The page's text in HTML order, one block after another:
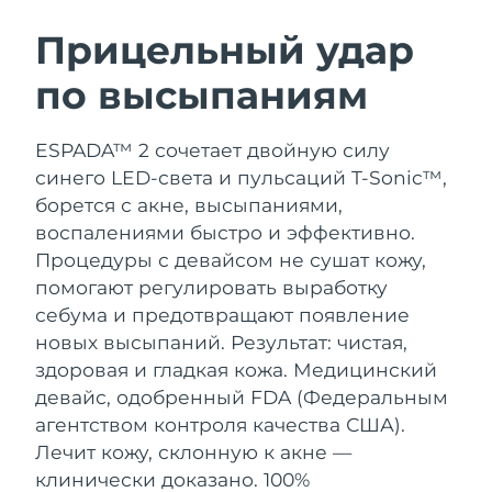
Прицельный удар
по высыпаниям
ESPADA™ 2 сочетает двойную силу
синего LED-света и пульсаций T-Sonic™,
борется с акне, высыпаниями,
воспалениями быстро и эффективно.
Процедуры с девайсом не сушат кожу,
помогают регулировать выработку
себума и предотвращают появление
новых высыпаний. Результат: чистая,
здоровая и гладкая кожа. Медицинский
девайс, одобренный FDA (Федеральным
агентством контроля качества США).
Лечит кожу, склонную к акне —
клинически доказано. 100%
LUNA™ 4 набор
Anti-aging massage
LUNA™ 4 Plus
Massage, LED heating
LUNA™ 4 Men
For men, anti-aging massage
BEAR™ 2 набор
Microcurrent toning
BEAR™ 2 go
Microcurrent toning on-the-go
BEAR™ 2 eyes & lips
Microcurrent line smoothing device
Увлажнение
UFO™ 3 набор
Deep facial hydration
UFO™ 3 LED
Near-infrared and red light therapy
device
Забота о полости рта
issa™ 4
Hybrid silicone sonic toothbrush
issa™ 4 plus
Smart hybrid silicone sonic toothbrush
FAQ™ АНТИВОЗРАСТНОЙ УХОД
Омоложение LED-процедуры
NEW
Австралия
Ожидаемая дата доставки
Ожидаемая дата доставки
8/8/26
Бахрейн
Ожидаемая дата доставки
8/9/26
Бельгия
Ожидаемая дата доставки
Бермудские о-ва
Ожидаемая дата доставки
8/14/26
Босния и
Герцеговина
Ожидаемая дата доставки